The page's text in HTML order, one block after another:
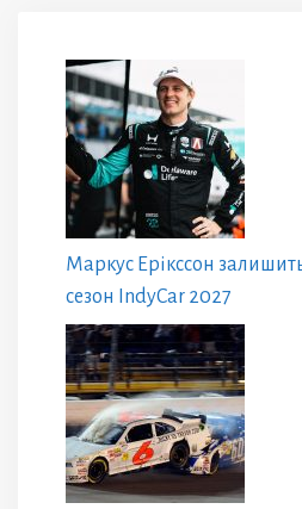
Маркус Ерікссон
сезон IndyCar 2027